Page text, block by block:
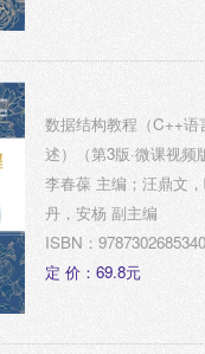
数据结构教程（C++语
述）（第3版·微课视频
李春葆 主编；汪鼎文
丹，安杨 副主编
ISBN：9787302685340
定 价：69.8元